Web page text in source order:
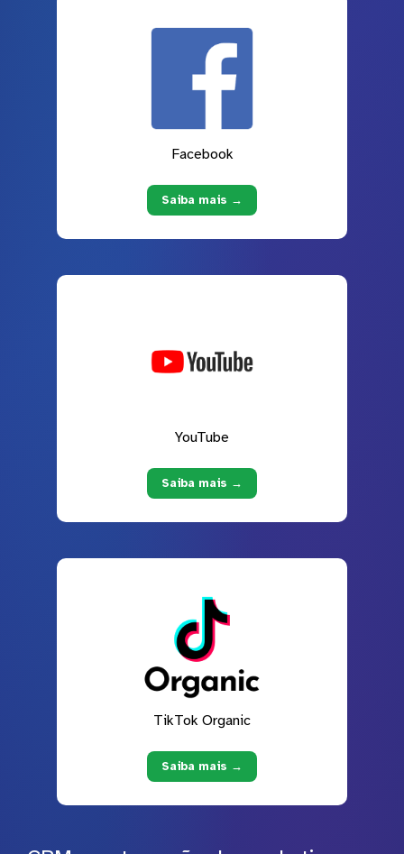
Facebook
Saiba mais →
YouTube
Saiba mais →
TikTok Organic
Saiba mais →